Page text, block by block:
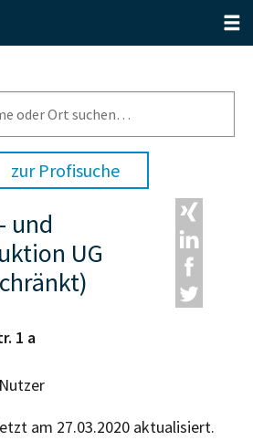
zur Profisuche
und
UG
1 a
am 27.03.2020 aktualisiert.